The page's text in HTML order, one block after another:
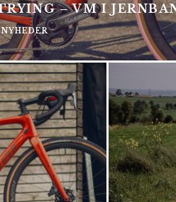
– VM I
NYHEDER